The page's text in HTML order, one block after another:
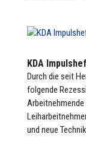
KDA
Durch die seit
folgende
und neue